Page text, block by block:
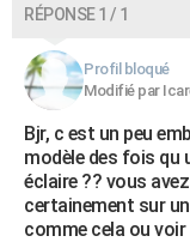
Dictionnaire
Biographies
Citations
Expressions
Proverbes
PROGRAMME TV
COPAINS D'AVANT
S'inscrire
Se connecter
Lycées
Collèges
Primaires
Universités
Entreprises
Service militaire
Avis de recherche
AVIS DE DÉCÈS
FORUM
RÉPONSE 1 / 1
Profil bloqué
Modifié par
Bjr, c est un peu
modèle des fois qu
éclaire ?? vous
certainement sur
comme cela ou voir